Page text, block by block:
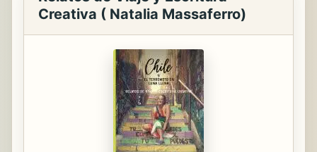
Creativa ( Natalia Massaferro)